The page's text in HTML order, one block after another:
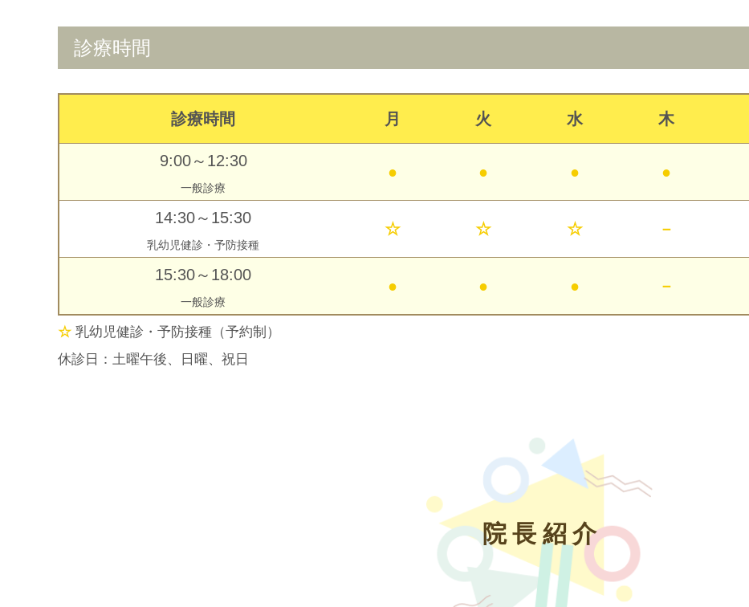
診療時間
☆ 乳幼児健診・予防接種（予約制）
休診日：土曜午後、日曜、祝日
診療時間 月 火 水 木
9:00～12:30
一般診療
● ● ● ●
14:30～15:30
乳幼児健診・予防接種
☆ ☆ ☆ －
15:30～18:00
一般診療
● ● ● －
院長紹介